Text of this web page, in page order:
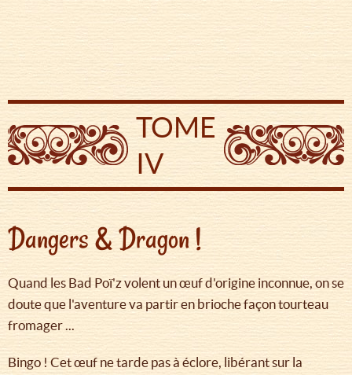
TOME
IV
Dangers & Dragon !
Quand les Bad Poï'z volent un œuf d'origine inconnue, on se
doute que l'aventure va partir en brioche façon tourteau
fromager ...
Bingo ! Cet œuf ne tarde pas à éclore, libérant sur la